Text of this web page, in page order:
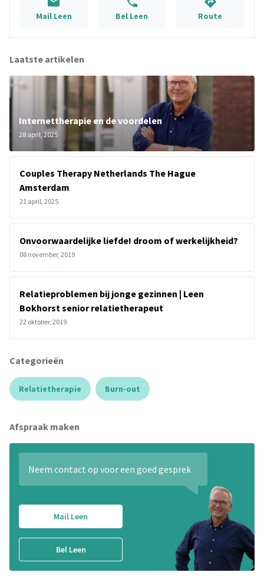
Mail Leen Bel Leen Route
Laatste artikelen
Internettherapie en de voordelen
28 april, 2025
Couples Therapy Netherlands The Hague
Amsterdam
21 april, 2025
Onvoorwaardelijke liefde! droom of werkelijkheid?
08 november, 2019
Relatieproblemen bij jonge gezinnen | Leen
Bokhorst senior relatietherapeut
22 oktober, 2019
Categorieën
Relatietherapie Burn-out
Afspraak maken
Neem contact op voor een goed gesprek
Mail Leen
Bel Leen